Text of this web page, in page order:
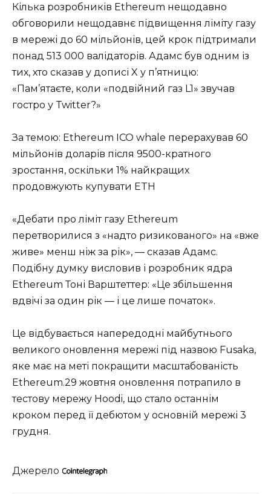
Кілька розробників Ethereum нещодавно
обговорили нещодавнє підвищення ліміту газу
в мережі до 60 мільйонів, цей крок підтримали
понад 513 000 валідаторів. Адамс був одним із
тих, хто сказав у дописі X у п’ятницю:
«Пам’ятаєте, коли «подвійний газ L1» звучав
гостро у Twitter?»
За темою: Ethereum ICO whale перерахував 60
мільйонів доларів після 9500-кратного
зростання, оскільки 1% найкращих
продовжують купувати ETH
«Дебати про ліміт газу Ethereum
перетворилися з «надто ризикованого» на «вже
живе» менш ніж за рік», — сказав Адамс.
Подібну думку висловив і розробник ядра
Ethereum Тоні Варштеттер: «Це збільшення
вдвічі за один рік — і це лише початок».
Це відбувається напередодні майбутнього
великого оновлення мережі під назвою Fusaka,
яке має на меті покращити масштабованість
Ethereum.29 жовтня оновлення потрапило в
тестову мережу Hoodi, що стало останнім
кроком перед її дебютом у основній мережі 3
грудня.
Джерело